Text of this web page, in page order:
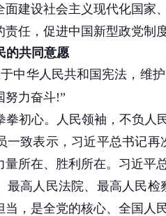
面建设社会主义现代化国家
责任，促进中国新型政党制
的共同意愿
中华人民共和国宪法，维
努力奋斗!”
拳初心。人民领袖，不负人
一致表示，习近平总书记
量所在、胜利所在。习近平
最高人民法院、最高人民
当，是全党的核心、全国人